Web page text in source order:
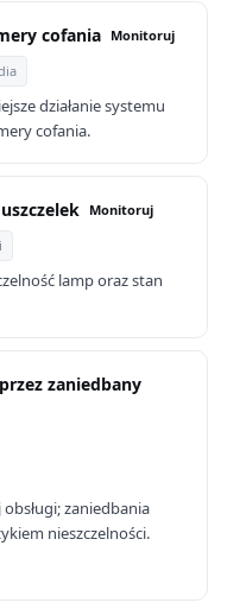
cofania Monitoruj
działanie systemu
cofania.
Monitoruj
lamp oraz stan
zaniedbany
zaniedbania
nieszczelności.